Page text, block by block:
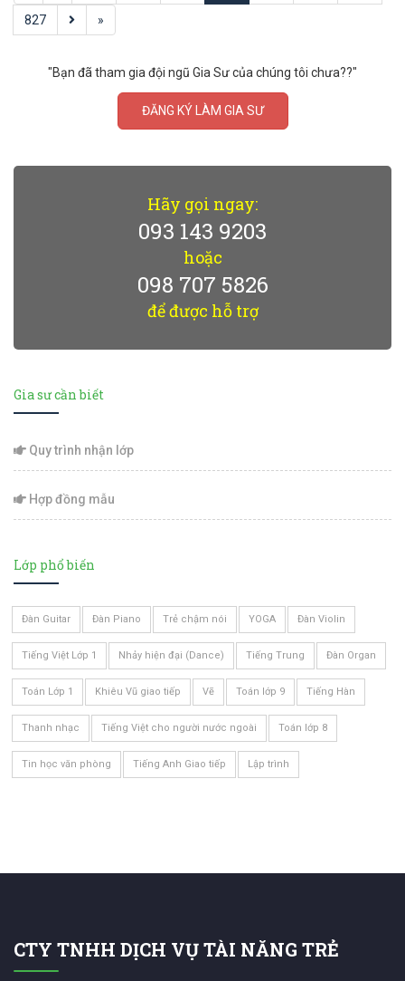
827 »
"Bạn đã tham gia đội ngũ Gia Sư của chúng tôi chưa??"
ĐĂNG KÝ LÀM GIA SƯ
Hãy gọi ngay:
093 143 9203
hoặc
098 707 5826
để được hỗ trợ
Gia sư cần biết
Quy trình nhận lớp
Hợp đồng mẫu
Lớp phổ biến
Đàn Guitar Đàn Piano Trẻ chậm nói YOGA Đàn Violin
Tiếng Việt Lớp 1 Nhảy hiện đại (Dance) Tiếng Trung Đàn Organ
Toán Lớp 1 Khiêu Vũ giao tiếp Vẽ Toán lớp 9 Tiếng Hàn
Thanh nhạc Tiếng Việt cho người nước ngoài Toán lớp 8
Tin học văn phòng Tiếng Anh Giao tiếp Lập trình
CTY TNHH DỊCH VỤ TÀI NĂNG TRẺ